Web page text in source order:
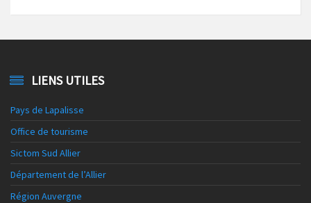
LIENS UTILES
Pays de Lapalisse
Office de tourisme
Sictom Sud Allier
Département de l’Allier
Région Auvergne